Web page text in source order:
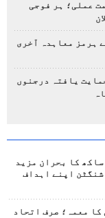
عملی؛ ہر فوجی
ہرمز معاہدہ آخری
یافتہ درجنوں
کا بحران مزید
اپنے اہداف
کا معمہ؛ صرف اتحاد